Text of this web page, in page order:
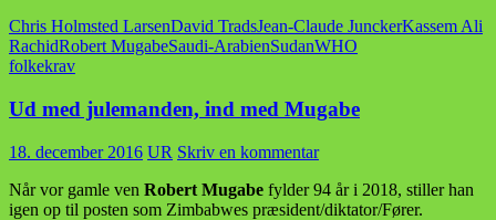
Chris Holmsted LarsenDavid TradsJean-Claude JunckerKassem Ali
RachidRobert MugabeSaudi-ArabienSudanWHO
folkekrav
Ud med julemanden, ind med Mugabe
18. december 2016 UR Skriv en kommentar
Når vor gamle ven Robert Mugabe fylder 94 år i 2018, stiller han
igen op til posten som Zimbabwes præsident/diktator/Fører.